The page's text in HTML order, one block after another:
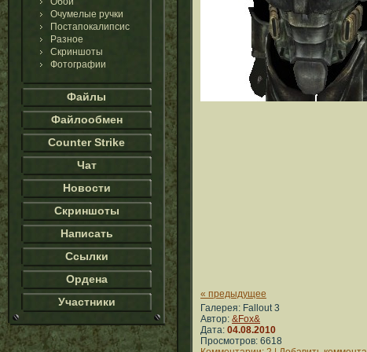
Очумелые ручки
Постапокалипсис
Разное
Скриншоты
Фотографии
Файлы
Файлообмен
Counter Strike
Чат
Новости
Скриншоты
Написать
Ссылки
Ордена
Участники
« предыдущее
Галерея: Fallout 3
Автор: &Fox&
Дата: 04.08.2010
Просмотров: 6618